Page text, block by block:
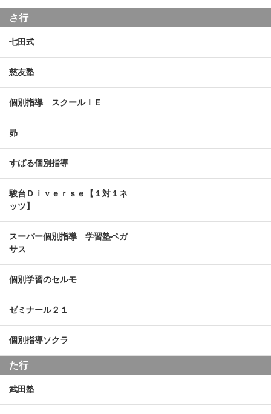
さ行
七田式
慈友塾
個別指導 スクールＩＥ
昴
すばる個別指導
駿台Ｄｉｖｅｒｓｅ【１対１ネ
ッツ】
スーパー個別指導 学習塾ペガ
サス
個別学習のセルモ
ゼミナール２１
個別指導ソクラ
た行
武田塾